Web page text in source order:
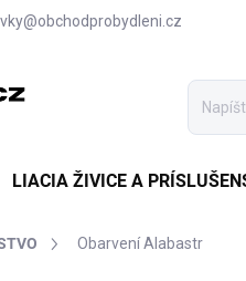
LIACIA ŽIVICE A
Obarvení Alabastr